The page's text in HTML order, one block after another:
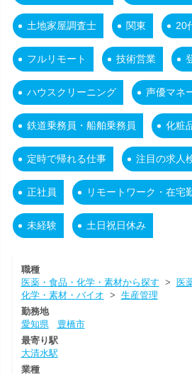
土地家屋調査士 関東 20
フルリモート 技術営業
ハウスクリーニング 声優マネ
鉄道乗務員・船舶乗務員 化粧
定時で帰れる仕事 注目の求人
正社員 リモートワーク・在宅
未経験 土日祝日休み
職種
医薬・食品・化学・素材から探す > 医
化学・素材・バイオ > 生産管理
勤務地
愛知県
豊橋市
最寄り駅
大清水駅
業種